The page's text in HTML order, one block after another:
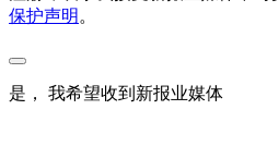
保护声明 。
是， 我希望收到新报业媒体